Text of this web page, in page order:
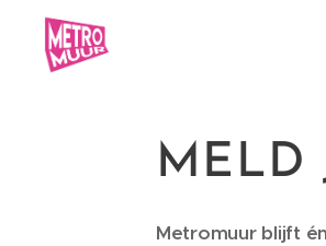
MELD
Metromuur blijft